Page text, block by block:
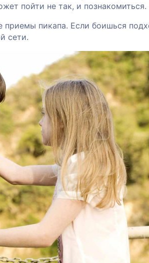
пойти не так, и познакомиться.
приемы пикапа. Если боишься
сети.